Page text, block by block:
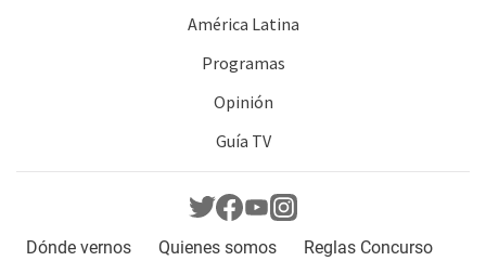
América Latina
Programas
Opinión
Guía TV
Dónde vernos Quienes somos Reglas Concurso